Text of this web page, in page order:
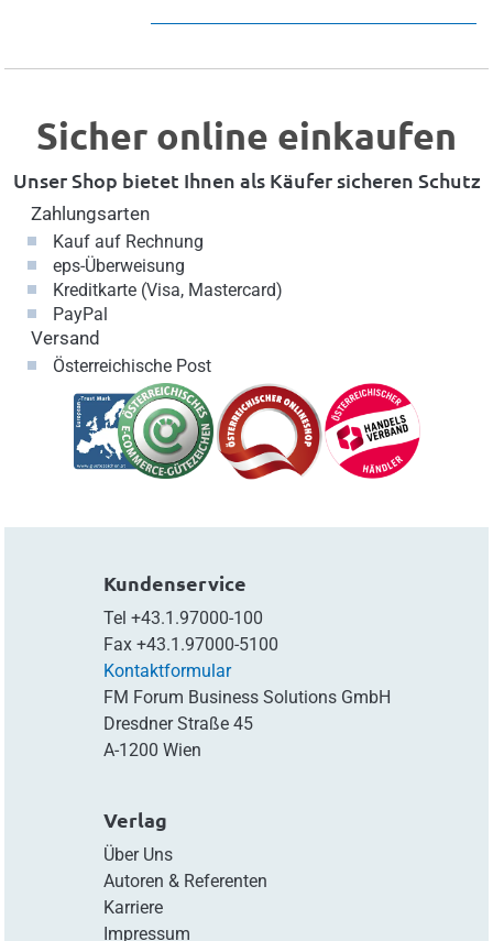
Sicher online einkaufen
Unser Shop bietet Ihnen als Käufer sicheren Schutz
Zahlungsarten
Kauf auf Rechnung
eps-Überweisung
Kreditkarte (Visa, Mastercard)
PayPal
Versand
Österreichische Post
Kundenservice
Tel +43.1.97000-100
Fax +43.1.97000-5100
Kontaktformular
FM Forum Business Solutions GmbH
Dresdner Straße 45
A-1200 Wien
Verlag
Über Uns
Autoren & Referenten
Karriere
Impressum